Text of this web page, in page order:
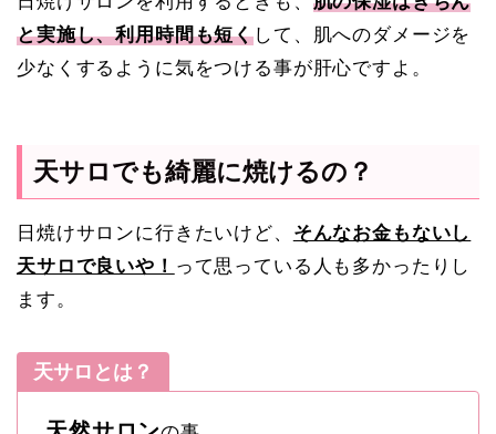
と実施し、利用時間も短くして、肌へのダメージを
少なくするように気をつける事が肝心ですよ。
天サロでも綺麗に焼けるの？
日焼けサロンに行きたいけど、 そんなお金もないし
天サロで良いや！ って思っている人も多かったりし
ます。
天サロとは？